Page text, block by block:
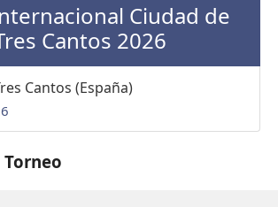
Ciudad de
Cantos 2026
Cantos (España)